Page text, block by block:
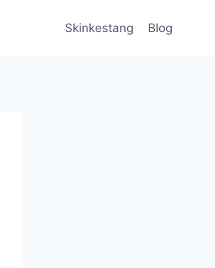
Skinkestang Blog